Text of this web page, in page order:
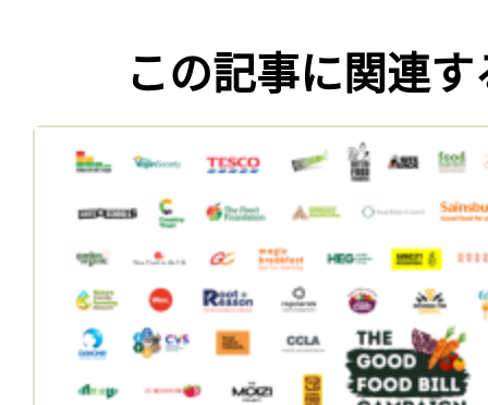
この記事に関連